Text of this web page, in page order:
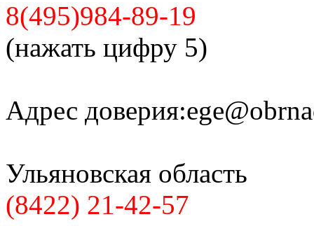
8(495)984-89-19
(нажать цифру 5)
Адрес доверия:
Ульяновская область
(8422) 21-42-57